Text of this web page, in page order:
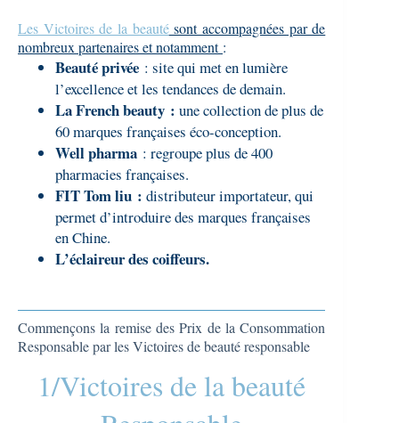
Les Victoires de la beautésont accompagnées par de
nombreux partenaires et notamment :
Beauté privée : site qui met en lumière
l’excellence et les tendances de demain.
La French beauty : une collection de plus de
60 marques françaises éco-conception.
Well pharma : regroupe plus de 400
pharmacies françaises.
FIT Tom liu : distributeur importateur, qui
permet d’introduire des marques françaises
en Chine.
L’éclaireur des coiffeurs.
Commençons la remise des Prix de la Consommation
Responsable par les Victoires de beauté responsable
1/Victoires de la beauté